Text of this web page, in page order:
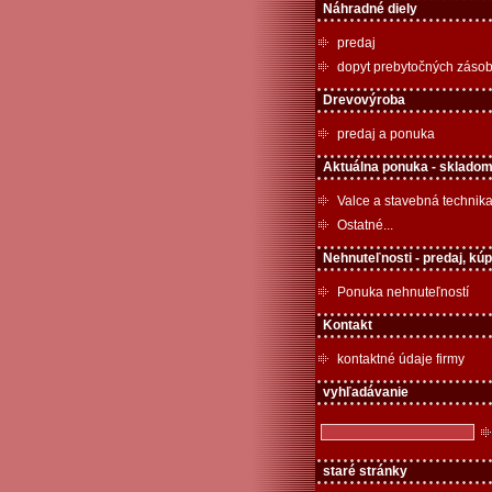
Náhradné diely
predaj
dopyt prebytočných zásob
Drevovýroba
predaj a ponuka
Aktuálna ponuka -
Valce a stavebná technika
Ostatné...
Nehnuteľnosti - predaj,
Ponuka nehnuteľností
Kontakt
kontaktné údaje firmy
vyhľadávanie
staré stránky